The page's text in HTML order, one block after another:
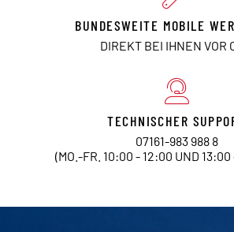
BUNDESWEITE MOBILE
DIREKT BEI IHNEN VOR
TECHNISCHER
07161-983 988 8
(MO.-FR. 10:00 - 12:00 UND 13:00